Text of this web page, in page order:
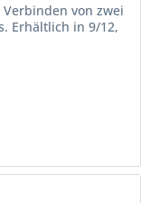
von zwei
Erhältlich in 9/12,